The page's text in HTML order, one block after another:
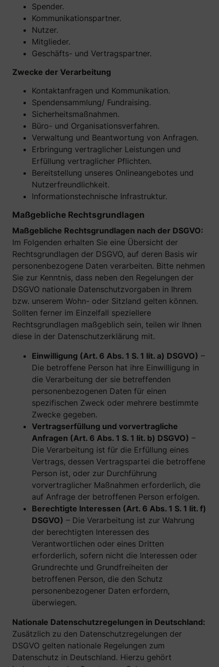
Spender.
Kommunikationspartner.
Nutzer.
Mitglieder.
Geschäfts- und Vertragspartner.
Zwecke der Verarbeitung
Kontaktanfragen und Kommunikation.
Spendensammlung/ Fundraising.
Sicherheitsmaßnahmen.
Büro- und Organisationsverfahren.
Verwaltung und Beantwortung von Anfragen.
Erbringung vertraglicher Leistungen und
Erfüllung vertraglicher Pflichten.
Bereitstellung unseres Onlineangebotes und
Nutzerfreundlichkeit.
Informationstechnische Infrastruktur.
Maßgebliche Rechtsgrundlagen
Maßgebliche Rechtsgrundlagen nach der DSGVO:
Im Folgenden erhalten Sie eine Übersicht der
Rechtsgrundlagen der DSGVO, auf deren Basis wir
personenbezogene Daten verarbeiten. Bitte nehmen
Sie zur Kenntnis, dass neben den Regelungen der
DSGVO nationale Datenschutzvorgaben in Ihrem
bzw. unserem Wohn- oder Sitzland gelten können.
Sollten ferner im Einzelfall speziellere
Rechtsgrundlagen maßgeblich sein, teilen wir Ihnen
diese in der Datenschutzerklärung mit.
Einwilligung (Art. 6 Abs. 1 S. 1 lit. a) DSGVO) –
Die betroffene Person hat ihre Einwilligung in
die Verarbeitung der sie betreffenden
personenbezogenen Daten für einen
spezifischen Zweck oder mehrere bestimmte
Zwecke gegeben.
Vertragserfüllung und vorvertragliche
Anfragen (Art. 6 Abs. 1 S. 1 lit. b) DSGVO) –
Die Verarbeitung ist für die Erfüllung eines
Vertrags, dessen Vertragspartei die betroffene
Person ist, oder zur Durchführung
vorvertraglicher Maßnahmen erforderlich, die
auf Anfrage der betroffenen Person erfolgen.
Berechtigte Interessen (Art. 6 Abs. 1 S. 1 lit. f)
DSGVO) – Die Verarbeitung ist zur Wahrung
der berechtigten Interessen des
Verantwortlichen oder eines Dritten
erforderlich, sofern nicht die Interessen oder
Grundrechte und Grundfreiheiten der
betroffenen Person, die den Schutz
personenbezogener Daten erfordern,
überwiegen.
Nationale Datenschutzregelungen in Deutschland:
Zusätzlich zu den Datenschutzregelungen der
DSGVO gelten nationale Regelungen zum
Datenschutz in Deutschland. Hierzu gehört